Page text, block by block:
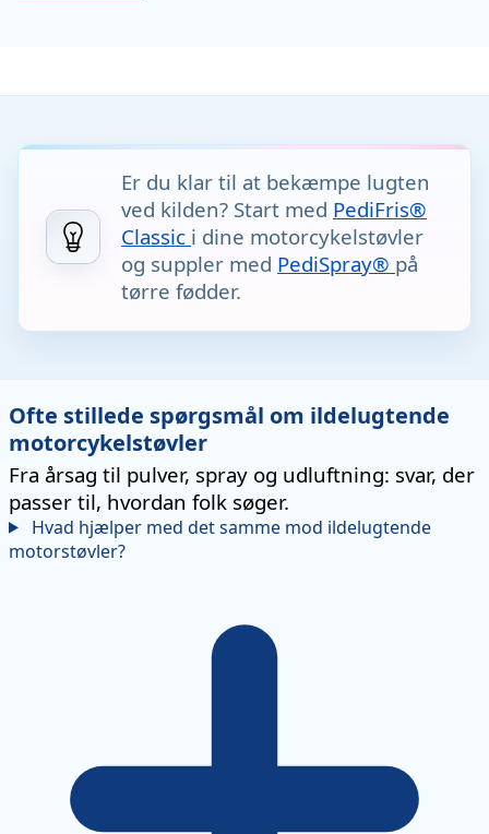
Er du klar til at bekæmpe lugten
ved kilden? Start med PediFris®
Classic i dine motorcykelstøvler
og suppler med PediSpray® på
tørre fødder.
Ofte stillede spørgsmål om ildelugtende
motorcykelstøvler
Fra årsag til pulver, spray og udluftning: svar, der
passer til, hvordan folk søger.
Hvad hjælper med det samme mod ildelugtende
motorstøvler?